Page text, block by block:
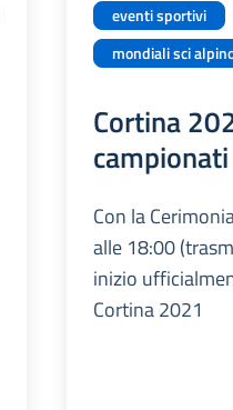
eventi sportivi
mondiali sci
Cortina
Con la
alle 18:00
inizio
Cortina 2021